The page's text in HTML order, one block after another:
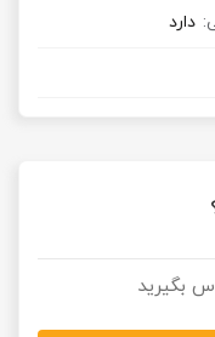
دارد
بگیرید